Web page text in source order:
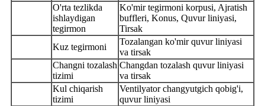
O'rta tezlikda
ishlaydigan
tegirmon
Ko'mir tegirmoni korpusi, Ajratish
buffleri, Konus, Quvur liniyasi,
Tirsak
Kuz tegirmoni
Tozalangan ko'mir quvur liniyasi
va tirsak
Changni tozalash
tizimi
Changdan tozalash quvur liniyasi
va tirsak
Kul chiqarish
tizimi
Ventilyator changyutgich qobig'i,
quvur liniyasi